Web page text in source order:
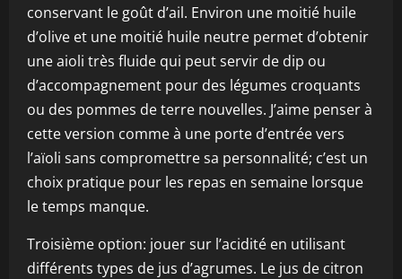
conservant le goût d’ail. Environ une moitié huile
d’olive et une moitié huile neutre permet d’obtenir
une aioli très fluide qui peut servir de dip ou
d’accompagnement pour des légumes croquants
ou des pommes de terre nouvelles. J’aime penser à
cette version comme à une porte d’entrée vers
l’aïoli sans compromettre sa personnalité; c’est un
choix pratique pour les repas en semaine lorsque
le temps manque.
Troisième option: jouer sur l’acidité en utilisant
différents types de jus d’agrumes. Le jus de citron